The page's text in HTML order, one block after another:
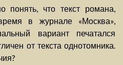
что текст романа,
в журнале «Москва»,
вариант печатался
от текста однотомника.